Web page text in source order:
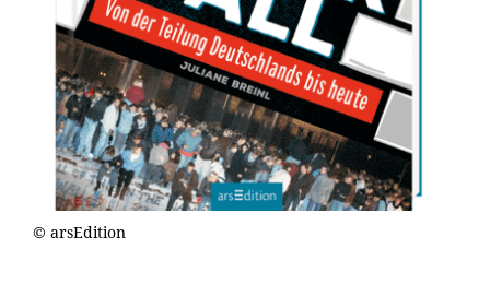
© arsEdition